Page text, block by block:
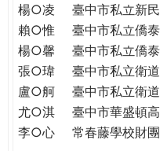
楊○凌
臺中市私立新
賴○惟
臺中市私立僑
楊○馨
臺中市私立僑
張○瑋
臺中市私立衛
盧○舸
臺中市私立衛
尤○淇
臺中市華盛頓
李○心
常春藤學校財